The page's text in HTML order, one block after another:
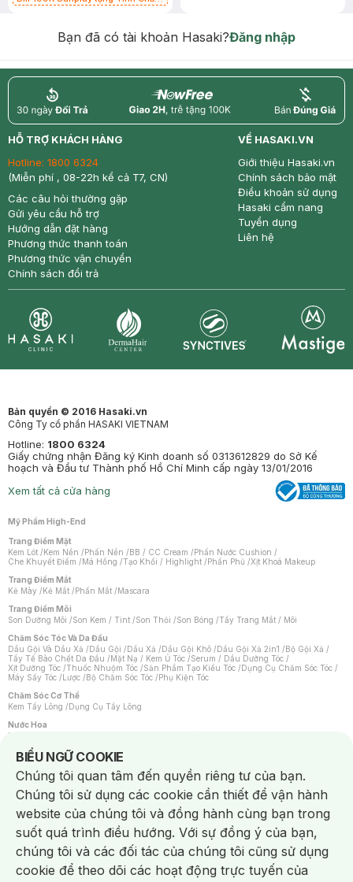
Bạn đã có tài khoản Hasaki?Đăng nhập
return nowfree price
HỖ TRỢ KHÁCH HÀNG
Hotline: 1800 6324
(Miễn phí , 08-22h kể cả T7, CN)
Các câu hỏi thường gặp
Gửi yêu cầu hỗ trợ
Hướng dẫn đặt hàng
Phương thức thanh toán
Phương thức vận chuyển
Chính sách đổi trả
VỀ HASAKI.VN
Giới thiệu Hasaki.vn
Chính sách bảo mật
Điều khoản sử dụng
Hasaki cẩm nang
Tuyển dụng
Liên hệ
Bản quyền © 2016 Hasaki.vn
Công Ty cổ phần HASAKI VIETNAM
Hotline: 1800 6324
Giấy chứng nhận Đăng ký Kinh doanh số 0313612829 do Sở Kế
hoạch và Đầu tư Thành phố Hồ Chí Minh cấp ngày 13/01/2016
Xem tất cả cửa hàng
Mỹ Phẩm High-End
Trang Điểm Mặt
Kem Lót /Kem Nền /Phấn Nền /BB / CC Cream /Phấn Nước Cushion /
Che Khuyết Điểm /Má Hồng /Tạo Khối / Highlight /Phấn Phủ /Xịt Khoá Makeup
Trang Điểm Mắt
Kẻ Mày /Kẻ Mắt /Phấn Mắt /Mascara
Trang Điểm Môi
Son Dưỡng Môi /Son Kem / Tint /Son Thỏi /Son Bóng /Tẩy Trang Mắt / Môi
Chăm Sóc Tóc Và Da Đầu
Dầu Gội Và Dầu Xả /Dầu Gội /Dầu Xả /Dầu Gội Khô /Dầu Gội Xả 2in1 /Bộ Gội Xả /
Tẩy Tế Bào Chết Da Đầu /Mặt Nạ / Kem Ủ Tóc /Serum / Dầu Dưỡng Tóc /
Xịt Dưỡng Tóc /Thuốc Nhuộm Tóc /Sản Phẩm Tạo Kiểu Tóc /Dụng Cụ Chăm Sóc Tóc /
Máy Sấy Tóc /Lược /Bộ Chăm Sóc Tóc /Phụ Kiện Tóc
Chăm Sóc Cơ Thể
Kem Tẩy Lông /Dụng Cụ Tẩy Lông
Nước Hoa
Nước Hoa Nữ
Chăm Sóc Cá Nhân
Chống Muỗi /Khẩu Trang /Máy Massage/Mặt Nạ Xông Hơi /Nước Rửa Tay/
Sản Phẩm Chăm Sóc Khác /Bàn Chải Đánh Răng /Bàn Chải Điện/
Hỗ Trợ Trắng Răng/Kem Đánh Răng /Máy Tăm Nước/ Nước Súc Miệng/
Tăm / Chỉ Nha Khoa/ Xịt Thơm Miệng / Dung Dịch Vệ Sinh/Dưỡng Vùng Kín/
Khăn Ướt Vệ Sinh Vùng Kín/Băng Vệ Sinh/Tampon/Bọt Cạo Râu /Dao Cạo Râu/
Máy Cạo Râu
Vấn Đề Về Da
Da Dầu / Lỗ Chân Lông To/ Da Khô / Mất Nước/ Da Lão Hóa/ Da Mụn/
Da Nhạy Cảm / Kích Ứng
Da Xỉn Màu Thâm / Nám / Tàn Nhang
Quầng Thâm & Bọng Mắt /Sẹo /Viêm Da Cơ Địa
BIỂU NGỮ COOKIE
Notice about cookies usage
Chúng tôi quan tâm đến quyền riêng tư của bạn.
Chúng tôi sử dụng các cookie cần thiết để vận hành
website của chúng tôi và đồng hành cùng bạn trong
suốt quá trình điều hướng. Với sự đồng ý của bạn,
chúng tôi và các đối tác của chúng tôi cũng sử dụng
cookie để theo dõi các hoạt động trực tuyến của